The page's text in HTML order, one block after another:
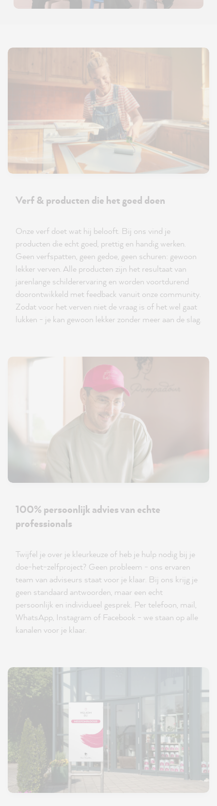
Verf & producten die het goed doen
Onze verf doet wat hij belooft. Bij ons vind je
producten die echt goed, prettig en handig werken.
Geen verfspatten, geen gedoe, geen schuren: gewoon
lekker verven. Alle producten zijn het resultaat van
jarenlange schilderervaring en worden voortdurend
doorontwikkeld met feedback vanuit onze community.
Zodat voor het verven niet de vraag is of het wel gaat
lukken - je kan gewoon lekker zonder meer aan de slag.
100% persoonlijk advies van echte
professionals
Twijfel je over je kleurkeuze of heb je hulp nodig bij je
doe-het-zelfproject? Geen probleem - ons ervaren
team van adviseurs staat voor je klaar. Bij ons krijg je
geen standaard antwoorden, maar een echt
persoonlijk en individueel gesprek. Per telefoon, mail,
WhatsApp, Instagram of Facebook - we staan op alle
kanalen voor je klaar.